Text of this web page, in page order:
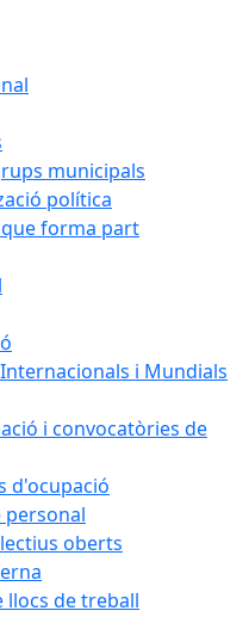
municipals
política
forma part
i Mundials
i convocatòries de
d'ocupació
personal
oberts
llocs de treball